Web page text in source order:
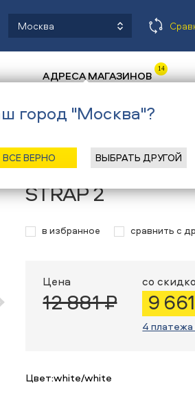
Москва
АДРЕСА МАГАЗИНОВ 14
Назад
Кроссовки
STRAP 2
в избранное сравнить с
Цена
12 881 ₽
со
9
4 платежа
Цвет:white/white
город "Москва"?
ВСЕ ВЕРНО ВЫБРАТЬ ДРУГОЙ